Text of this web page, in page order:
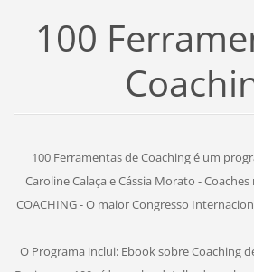
100
100 Ferramentas de Coaching é um
Caroline Calaça e Cássia Morato -
COACHING - O maior Congresso
O Programa inclui: Ebook sobre Coaching